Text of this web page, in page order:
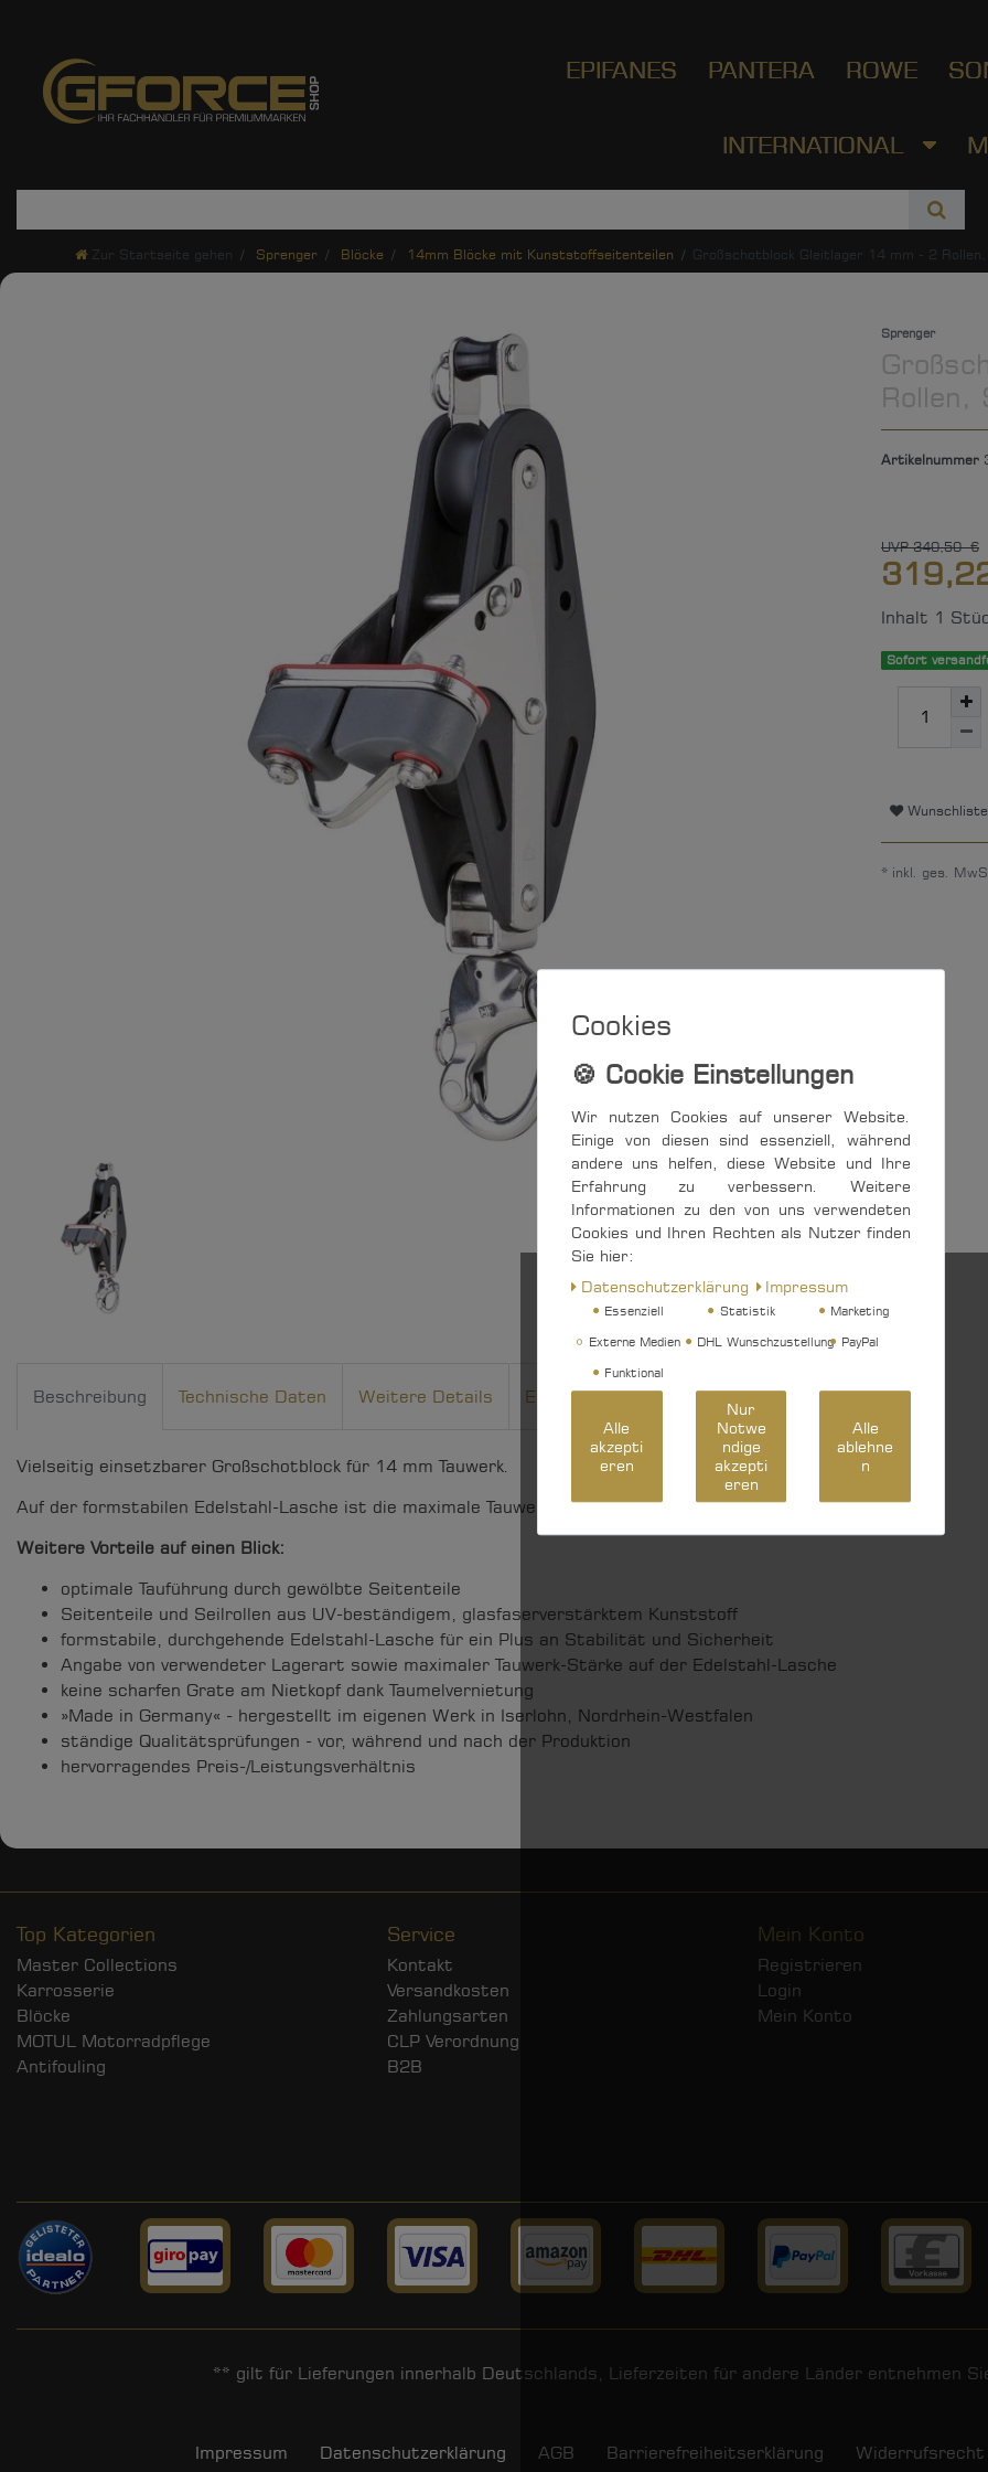
EPIFANES PANTERA ROWE
INTERNATIONAL
Zur Startseite gehen Sprenger Blöcke 14mm Blöcke mit Kunststoffseitenteilen Großschotblock Gleitlager 14 mm - 2
Sprenger
Rollen,
Artikelnummer
UVP 340,50 €
Inhalt 1
Sofort
Wunschliste
* inkl. ges.
Beschreibung Technische Daten Weitere Details EU-Verantwortlicher Hersteller
Vielseitig einsetzbarer Großschotblock für 14 mm Tauwerk.
Auf der formstabilen Edelstahl-Lasche ist die maximale Tauwerk-Stärke auf einen Blick erkenntlich.
Weitere Vorteile auf einen Blick:
optimale Tauführung durch gewölbte Seitenteile
Seitenteile und Seilrollen aus UV-beständigem, glasfaserverstärktem Kunststoff
formstabile, durchgehende Edelstahl-Lasche für ein Plus an Stabilität und Sicherheit
Angabe von verwendeter Lagerart sowie maximaler Tauwerk-Stärke auf der Edelstahl-Lasche
keine scharfen Grate am Nietkopf dank Taumelvernietung
»Made in Germany« - hergestellt im eigenen Werk in Iserlohn, Nordrhein-Westfalen
ständige Qualitätsprüfungen - vor, während und nach der Produktion
hervorragendes Preis-/Leistungsverhältnis
Top Kategorien
Master Collections
Karrosserie
Blöcke
MOTUL Motorradpflege
Antifouling
Service
Kontakt
Versandkosten
Zahlungsarten
CLP Verordnung
B2B
Mein Konto
Registrieren
Login
Mein Konto
** gilt für Lieferungen innerhalb Deutschlands, Lieferzeiten für andere Länder entnehmen
Impressum Daten­schutz­erklärung AGB Barrierefreiheitserklärung Widerrufs­recht
Cookies
Wir nutzen Cookies auf unserer Website.
Einige von diesen sind essenziell, während
andere uns helfen, diese Website und Ihre
Erfahrung zu verbessern. Weitere
Informationen zu den von uns verwendeten
Cookies und Ihren Rechten als Nutzer finden
Sie hier:
Daten­schutz­erklärung
Impressum
Essenziell Statistik
Marketing
Externe Medien
DHL Wunschzustellung PayPal
Funktional
Alle
akzepti
eren
Nur
Notwe
ndige
akzepti
eren
Alle
ablehne
n